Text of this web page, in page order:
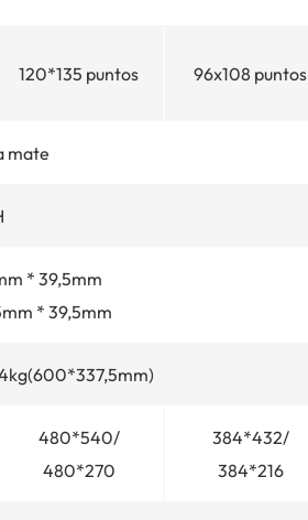
120*135 puntos 96x108 puntos
mate
* 39,5mm
* 39,5mm
480*540/
480*270
384*432/
384*216